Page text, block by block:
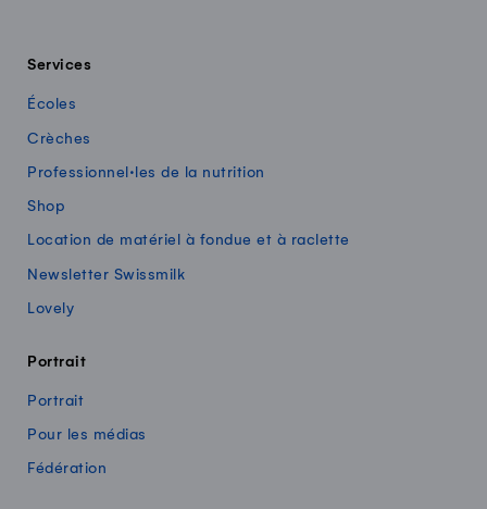
Services
Écoles
Crèches
Professionnel·les de la nutrition
Shop
Location de matériel à fondue et à raclette
Newsletter Swissmilk
Lovely
Portrait
Portrait
Pour les médias
Fédération